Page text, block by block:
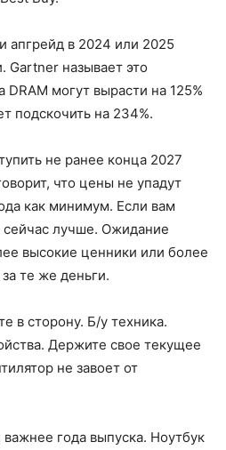
апгрейд в 2024 или 2025
Gartner называет это
могут вырасти на 125%
подскочить на 234%.
не ранее конца 2027
что цены не упадут
как минимум. Если вам
сейчас лучше. Ожидание
высокие ценники или более
те же деньги.
в сторону. Б/у техника.
Держите свое текущее
не завоет от
года выпуска. Ноутбук